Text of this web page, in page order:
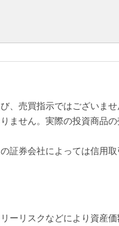
、売買指示ではございませ
ません。実際の投資商品の
証券会社によっては信用取
ーリスクなどにより資産